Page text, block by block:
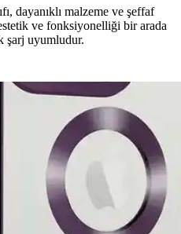
dayanıklı malzeme ve şeffaf
ve fonksiyonelliği bir arada
şarj uyumludur.